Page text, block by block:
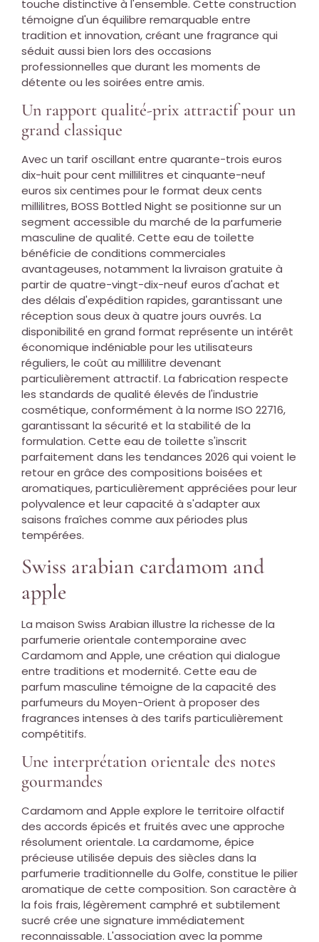
touche distinctive à l'ensemble. Cette construction
témoigne d'un équilibre remarquable entre
tradition et innovation, créant une fragrance qui
séduit aussi bien lors des occasions
professionnelles que durant les moments de
détente ou les soirées entre amis.
Un rapport qualité-prix attractif pour un
grand classique
Avec un tarif oscillant entre quarante-trois euros
dix-huit pour cent millilitres et cinquante-neuf
euros six centimes pour le format deux cents
millilitres, BOSS Bottled Night se positionne sur un
segment accessible du marché de la parfumerie
masculine de qualité. Cette eau de toilette
bénéficie de conditions commerciales
avantageuses, notamment la livraison gratuite à
partir de quatre-vingt-dix-neuf euros d'achat et
des délais d'expédition rapides, garantissant une
réception sous deux à quatre jours ouvrés. La
disponibilité en grand format représente un intérêt
économique indéniable pour les utilisateurs
réguliers, le coût au millilitre devenant
particulièrement attractif. La fabrication respecte
les standards de qualité élevés de l'industrie
cosmétique, conformément à la norme ISO 22716,
garantissant la sécurité et la stabilité de la
formulation. Cette eau de toilette s'inscrit
parfaitement dans les tendances 2026 qui voient le
retour en grâce des compositions boisées et
aromatiques, particulièrement appréciées pour leur
polyvalence et leur capacité à s'adapter aux
saisons fraîches comme aux périodes plus
tempérées.
Swiss arabian cardamom and
apple
La maison Swiss Arabian illustre la richesse de la
parfumerie orientale contemporaine avec
Cardamom and Apple, une création qui dialogue
entre traditions et modernité. Cette eau de
parfum masculine témoigne de la capacité des
parfumeurs du Moyen-Orient à proposer des
fragrances intenses à des tarifs particulièrement
compétitifs.
Une interprétation orientale des notes
gourmandes
Cardamom and Apple explore le territoire olfactif
des accords épicés et fruités avec une approche
résolument orientale. La cardamome, épice
précieuse utilisée depuis des siècles dans la
parfumerie traditionnelle du Golfe, constitue le pilier
aromatique de cette composition. Son caractère à
la fois frais, légèrement camphré et subtilement
sucré crée une signature immédiatement
reconnaissable. L'association avec la pomme